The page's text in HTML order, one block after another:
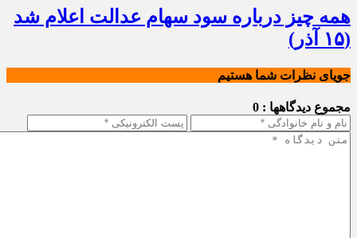
همه چیز درباره سود سهام عدالت اعلام شد
(۱۵ آذر)
جویای نظرات شما هستیم
مجموع دیدگاهها : 0